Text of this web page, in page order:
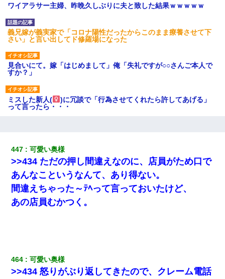
ワイアラサー主婦、昨晩久しぶりに夫と致した結果ｗｗｗｗｗ
義兄嫁が義実家で「コロナ陽性だったからこのまま療養させて下
さい」と言い出してド修羅場になった
見合いにて。嫁「はじめまして」俺「失礼ですが○○さんご本人で
すか？」
ミスした新人(
)に冗談で「行為させてくれたら許してあげる」
って言ったら・・・
「…」
32歳ワイ、34歳の可愛い女と付き合うも現実を知ってしまい無事
死亡・・・
200万を貸したコウトから、追加で400万の申し込み、私「無理。
彼女「うん！！絶対幸せになろうね！！！！」 → ７年後ｗｗ
ｗｗｗ
447 可愛い奥様
>>434 ただの押し間違えなのに、店員がため口で
あんなこというなんて、あり得ない。
間違えちゃった～ﾃﾍって言っておいたけど、
あの店員むかつく。
464 可愛い奥様
>>434 怒りがぶり返してきたので、クレーム電話